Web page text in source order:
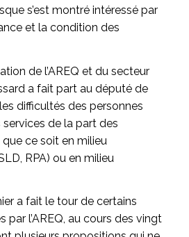
s’est montré intéressé par
et la condition des
de l’AREQ et du secteur
a fait part au député de
difficultés des personnes
de la part des
ce soit en milieu
RPA) ou en milieu
a fait le tour de certains
par l’AREQ, au cours des vingt